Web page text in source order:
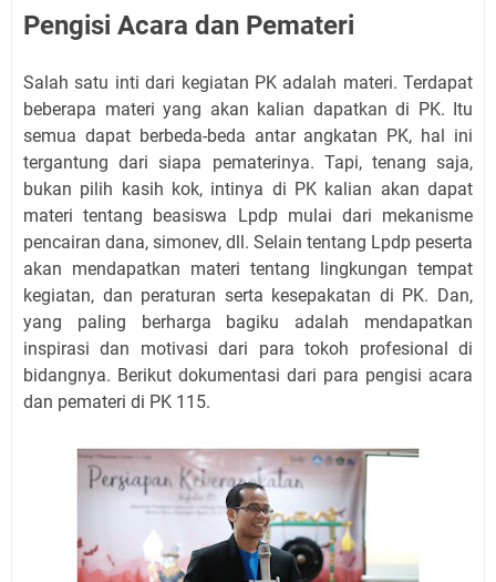
Pengisi Acara dan Pemateri
Salah satu inti dari kegiatan PK adalah materi. Terdapat
beberapa materi yang akan kalian dapatkan di PK. Itu
semua dapat berbeda-beda antar angkatan PK, hal ini
tergantung dari siapa pematerinya. Tapi, tenang saja,
bukan pilih kasih kok, intinya di PK kalian akan dapat
materi tentang beasiswa Lpdp mulai dari mekanisme
pencairan dana, simonev, dll. Selain tentang Lpdp peserta
akan mendapatkan materi tentang lingkungan tempat
kegiatan, dan peraturan serta kesepakatan di PK. Dan,
yang paling berharga bagiku adalah mendapatkan
inspirasi dan motivasi dari para tokoh profesional di
bidangnya. Berikut dokumentasi dari para pengisi acara
dan pemateri di PK 115.